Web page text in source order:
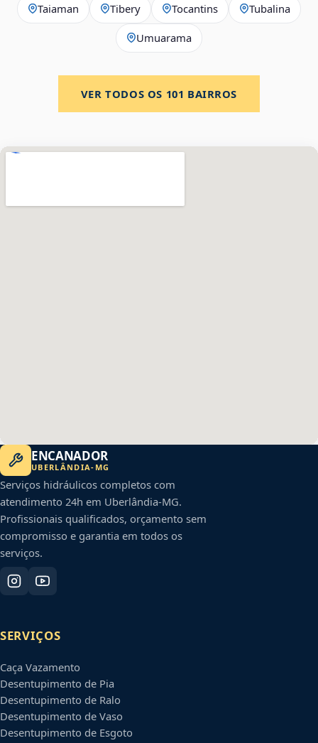
Taiaman Tibery Tocantins Tubalina
Umuarama
VER TODOS OS 101 BAIRROS
ENCANADOR
UBERLÂNDIA- MG
Serviços hidráulicos completos com
atendimento 24h em Uberlândia-MG.
Profissionais qualificados, orçamento sem
compromisso e garantia em todos os
serviços.
SERVIÇOS
Caça Vazamento
Desentupimento de Pia
Desentupimento de Ralo
Desentupimento de Vaso
Desentupimento de Esgoto